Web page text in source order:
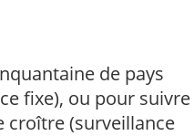
de pays
fixe), ou pour suivre
croître (surveillance